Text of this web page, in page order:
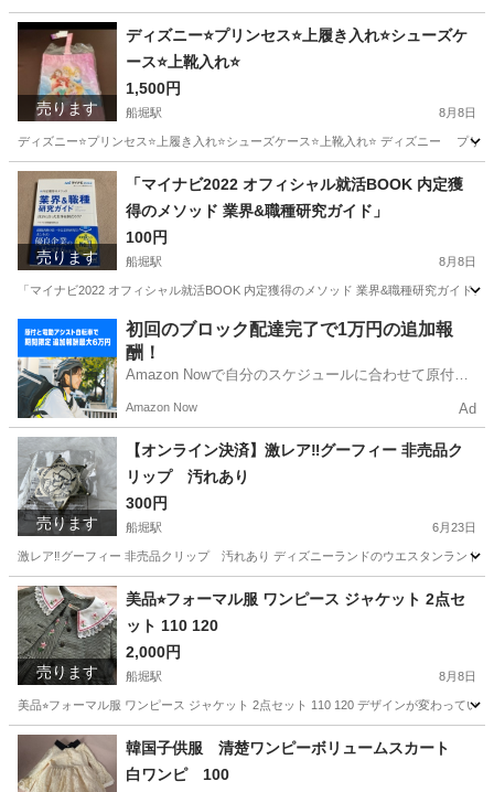
東京 江戸川区 船堀駅 Tシャツ ROXY
売ります
ディズニー⭐プリンセス⭐上履き入れ⭐シューズケ
ース⭐上靴入れ⭐
1,500円
船堀駅 8月8日
ディズニー⭐プリンセス⭐上履き入れ⭐シューズケース⭐上靴入れ⭐ ディズニー プ
東京 江戸川区 船堀駅 子供用品
売ります
「マイナビ2022 オフィシャル就活BOOK 内定獲
得のメソッド 業界&職種研究ガイド」
100円
船堀駅 8月8日
「マイナビ2022 オフィシャル就活BOOK 内定獲得のメソッド 業界&職種研究ガイド
船堀駅 本/CD/DVD
初回のブロック配達完了で1万円の追加報
酬！
Amazon Nowで自分のスケジュールに合わせて原付や
う！
Amazon Now Ad
売ります
【オンライン決済】激レア‼️グーフィー 非売品ク
リップ 汚れあり
300円
船堀駅 6月23日
激レア‼️グーフィー 非売品クリップ 汚れあり ディズニーランドのウエスタンランド
東京 江戸川区 船堀駅 その他 ピンバッジ
売ります
美品⭐︎フォーマル服 ワンピース ジャケット 2点セ
ット 110 120
2,000円
船堀駅 8月8日
美品⭐︎フォーマル服 ワンピース ジャケット 2点セット 110 120 デザインが変わってい
東京 江戸川区 船堀駅 キッズ用品 メゾピアノ
韓国子供服 清楚ワンピーボリュームスカート
白ワンピ 100